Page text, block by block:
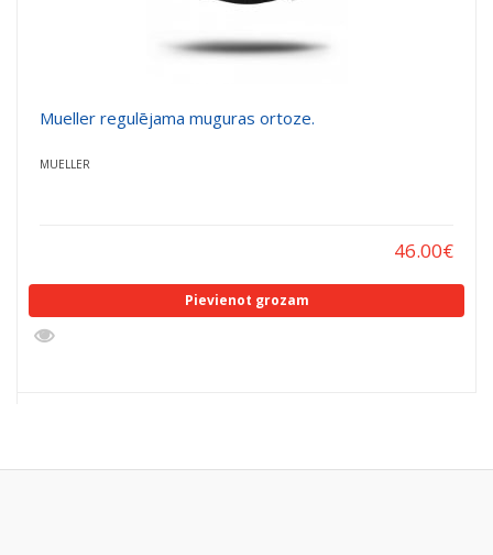
Mueller regulējama muguras ortoze.
MUELLER
46.00€
Pievienot grozam